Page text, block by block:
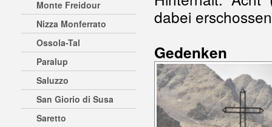
Monte Freidour
Nizza Monferrato
Ossola-Tal
Paralup
Saluzzo
San Giorio di Susa
Saretto
dabei
Gedenken